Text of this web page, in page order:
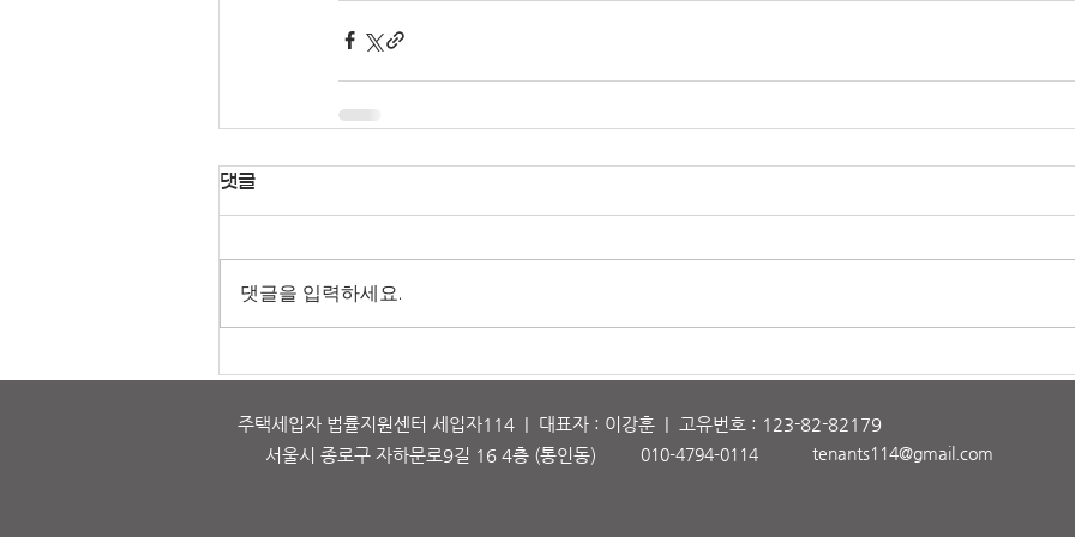
댓글
댓글을 입력하세요.
주택세입자 법률지원센터 세입자114 | 대표자 : 이강훈 | 고유번호 : 123-82-82179
서울시 종로구 자하문로9길 16 4층 (통인동) 010-4794-0114 tenants114@gmail.com